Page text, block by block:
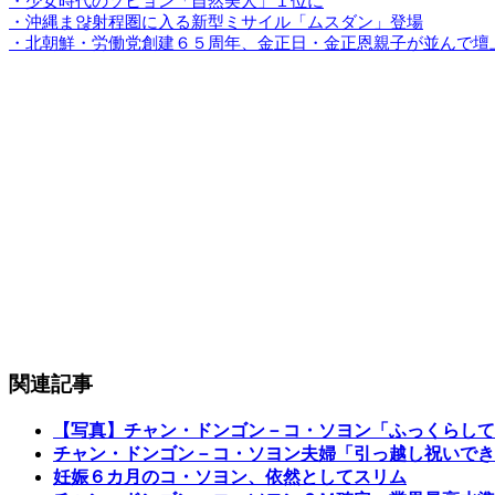
・沖縄ま얂射程圏に入る新型ミサイル「ムスダン」登場
・北朝鮮・労働党創建６５周年、金正日・金正恩親子が並んで壇
関連記事
【写真】チャン・ドンゴン－コ・ソヨン「ふっくらして
チャン・ドンゴン－コ・ソヨン夫婦「引っ越し祝いでき
妊娠６カ月のコ・ソヨン、依然としてスリム